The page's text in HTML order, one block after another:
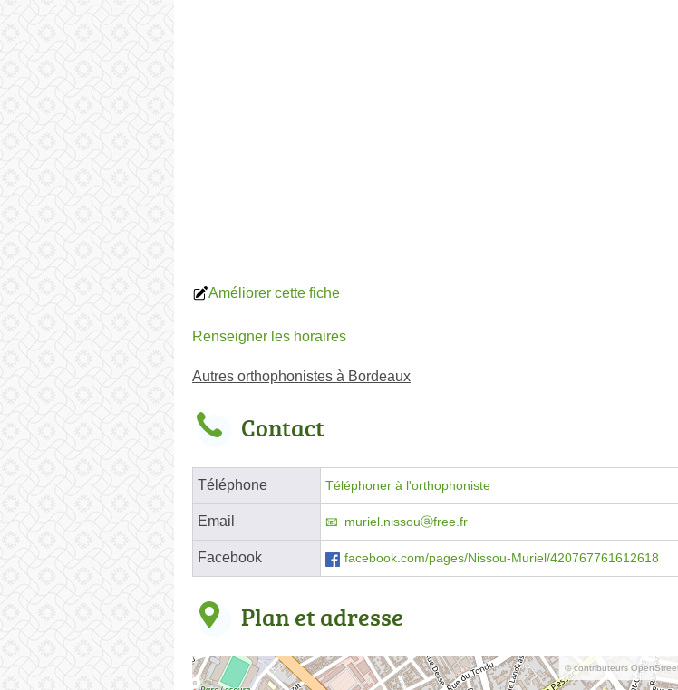
Améliorer cette fiche
Renseigner les horaires
Autres orthophonistes à Bordeaux
Contact
Téléphone Téléphoner à l'orthophoniste
Email muriel.nissouⓐfree.fr
Facebook facebook.com/pages/Nissou-Muriel/420767761612618
Plan et adresse
© contributeurs